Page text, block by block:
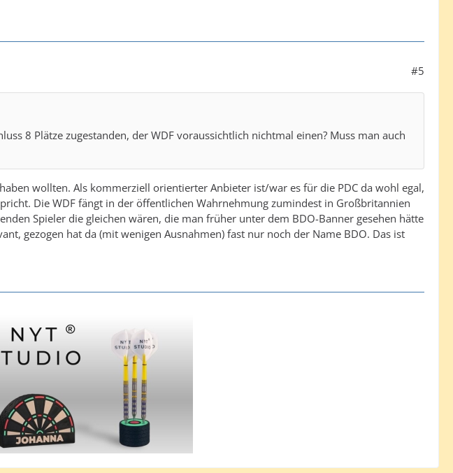
#5
8 Plätze zugestanden, der WDF voraussichtlich nichtmal einen? Muss man auch
wollten. Als kommerziell orientierter Anbieter ist/war es für die PDC da wohl egal,
Die WDF fängt in der öffentlichen Wahrnehmung zumindest in Großbritannien
Spieler die gleichen wären, die man früher unter dem BDO-Banner gesehen hätte
gezogen hat da (mit wenigen Ausnahmen) fast nur noch der Name BDO. Das ist